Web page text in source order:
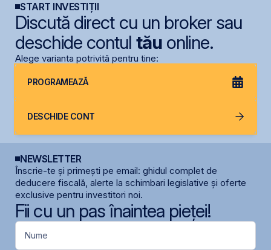
START INVESTIȚII
Discută direct cu un broker sau
deschide contul tăuonline.
Alege varianta potrivită pentru tine:
PROGRAMEAZĂ
DESCHIDE CONT
NEWSLETTER
Înscrie-te și primești pe email: ghidul complet de
deducere fiscală, alerte la schimbari legislative și oferte
exclusive pentru investitori noi.
Fii cu un pas înaintea pieței!
Nume